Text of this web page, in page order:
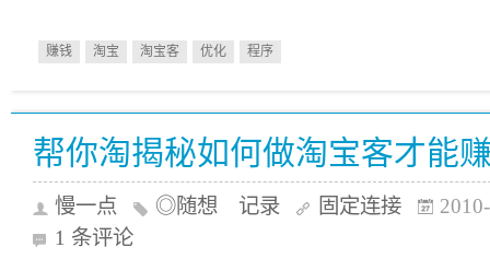
赚钱 淘宝 淘宝客 优化 程序
帮你淘揭秘如何做淘宝客才能
慢一点 ◎随想 记录 固定连接
1 条评论